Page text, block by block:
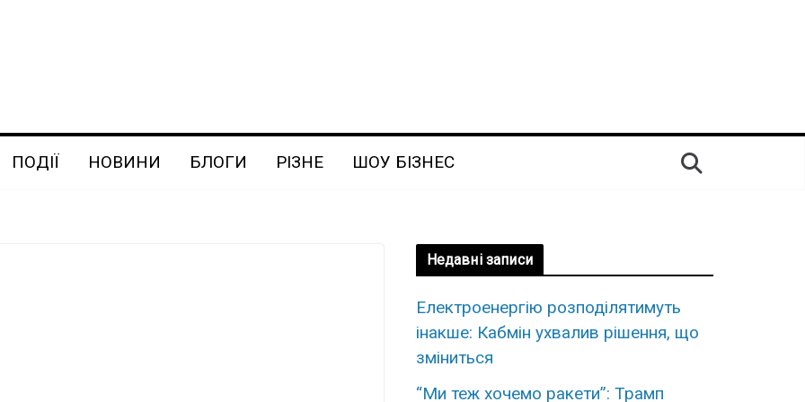
ПОДІЇ НОВИНИ БЛОГИ РІЗНЕ ШОУ БІЗНЕС
Недавні записи
Електроенергію розподілятимуть
інакше: Кабмін ухвалив рішення, що
зміниться
“Ми теж хочемо ракети”: Трамп